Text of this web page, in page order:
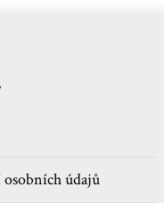
osobních údajů